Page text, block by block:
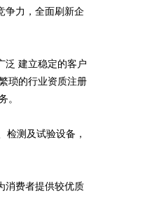
争力，全面刷新企
泛 建立稳定的客户
琐的行业资质注册
。
检测及试验设备，
消费者提供较优质